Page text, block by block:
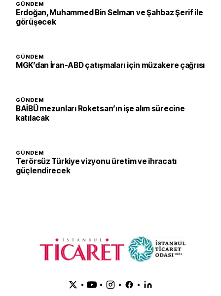
GÜNDEM
Erdoğan, Muhammed Bin Selman ve Şahbaz Şerif ile
görüşecek
GÜNDEM
MGK’dan İran-ABD çatışmaları için müzakere çağrısı
GÜNDEM
BAİBÜ mezunları Roketsan’ın işe alım sürecine
katılacak
GÜNDEM
Terörsüz Türkiye vizyonu üretim ve ihracatı
güçlendirecek
• • • •